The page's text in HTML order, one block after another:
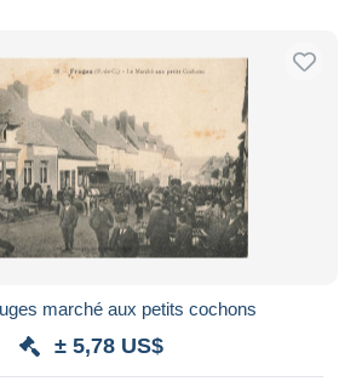
marché aux petits cochons
± 5,78 US$